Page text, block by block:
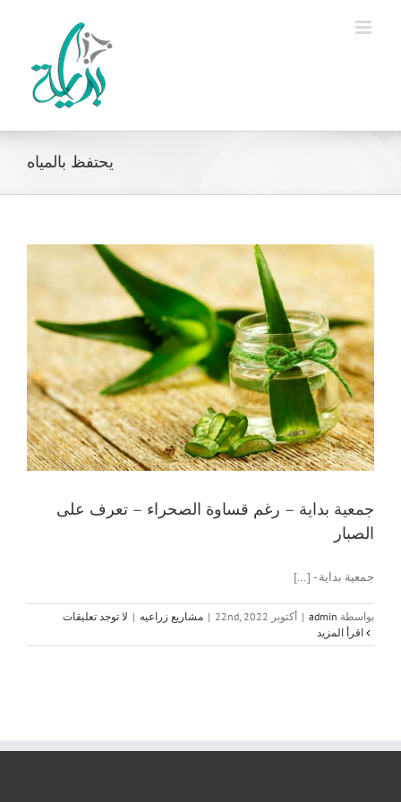
يحتفظ بالمياه
جمعية بداية – رغم قساوة الصحراء – تعرف على
الصبار
جمعية بداية - [...]
بواسطة admin
| أكتوبر 22nd, 2022 | مشاريع زراعيه | لا توجد تعليقات